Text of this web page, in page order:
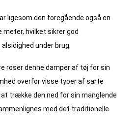
ligesom den foregående også en
hvilket sikrer god
under brug.
roser denne damper af tøj for sin
overfor visse typer af sarte
trække den ned for sin manglende
med det traditionelle